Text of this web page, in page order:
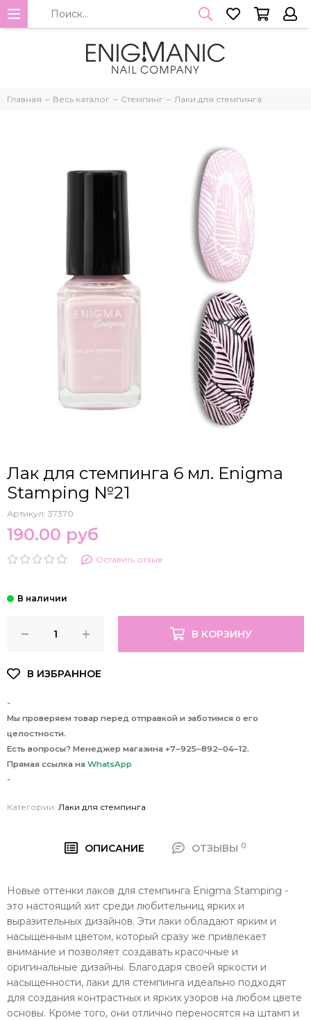
Главная Весь каталог Стемпинг Лаки для стемпинга
Лак для стемпинга 6 мл. Enigma
Stamping №21
Артикул: 37370
190.00 руб
Оставить отзыв
В КОРЗИНУ
-
Мы проверяем товар перед отправкой и заботимся о его
целостности.
Есть вопросы? Менеджер магазина +7‒925‒892‒04‒12.
Прямая ссылка на WhatsApp
-
Категории: Лаки для стемпинга
ОПИСАНИЕ ОТЗЫВЫ 0
Новые оттенки лаков для стемпинга Enigma Stamping -
это настоящий хит среди любительниц ярких и
выразительных дизайнов. Эти лаки обладают ярким и
насыщенным цветом, который сразу же привлекает
внимание и позволяет создавать красочные и
оригинальные дизайны. Благодаря своей яркости и
насыщенности, лаки для стемпинга идеально подходят
для создания контрастных и ярких узоров на любом цвете
основы. Кроме того, они отлично переносятся на штамп и